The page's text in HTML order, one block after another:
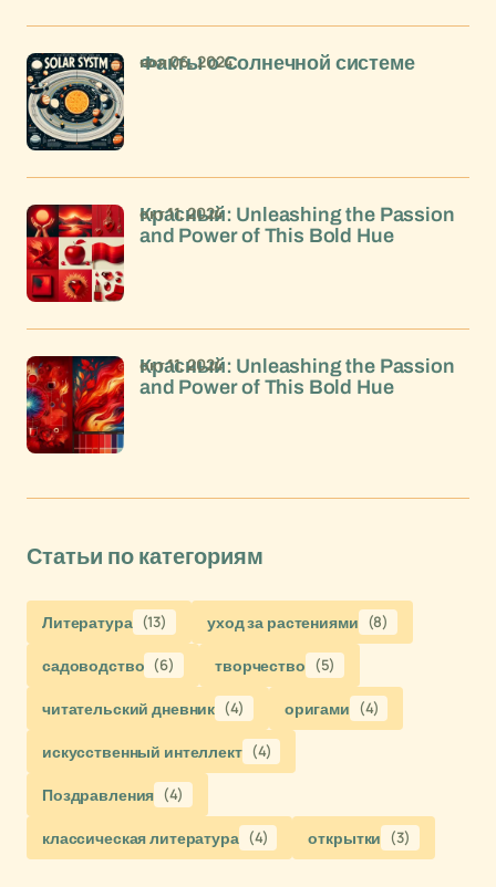
Факты о Солнечной системе
ноя 06, 2024
Красный: Unleashing the Passion
and Power of This Bold Hue
окт 11, 2024
Красный: Unleashing the Passion
and Power of This Bold Hue
окт 11, 2024
Статьи по категориям
Литература (13) уход за растениями (8)
садоводство (6) творчество (5)
читательский дневник (4) оригами (4)
искусственный интеллект (4)
Поздравления (4)
классическая литература (4) открытки (3)